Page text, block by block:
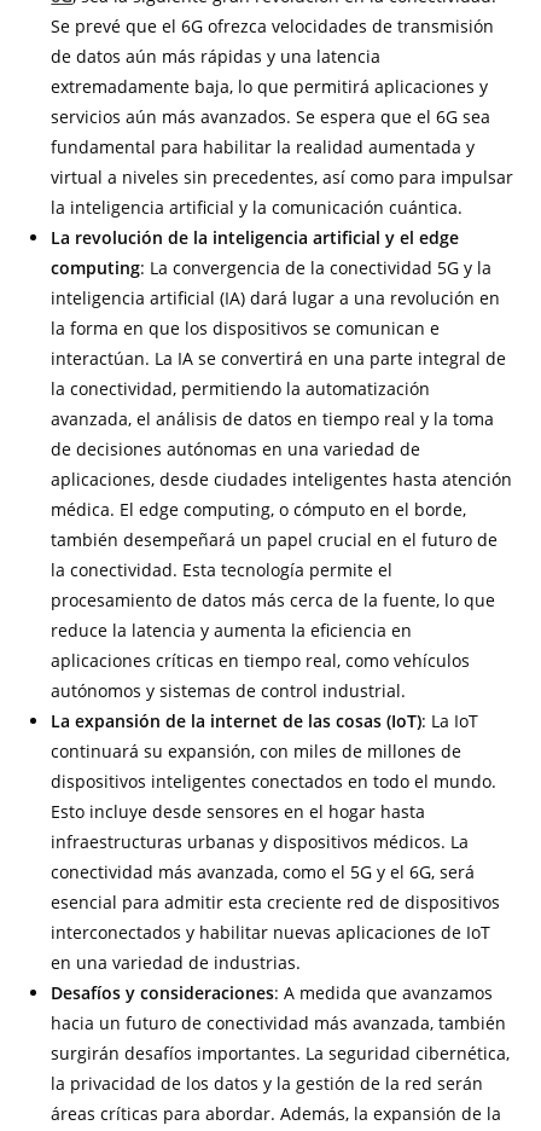
Se prevé que el 6G ofrezca velocidades de transmisión
de datos aún más rápidas y una latencia
extremadamente baja, lo que permitirá aplicaciones y
servicios aún más avanzados. Se espera que el 6G sea
fundamental para habilitar la realidad aumentada y
virtual a niveles sin precedentes, así como para impulsar
la inteligencia artificial y la comunicación cuántica.
La revolución de la inteligencia artificial y el edge
computing: La convergencia de la conectividad 5G y la
inteligencia artificial (IA) dará lugar a una revolución en
la forma en que los dispositivos se comunican e
interactúan. La IA se convertirá en una parte integral de
la conectividad, permitiendo la automatización
avanzada, el análisis de datos en tiempo real y la toma
de decisiones autónomas en una variedad de
aplicaciones, desde ciudades inteligentes hasta atención
médica. El edge computing, o cómputo en el borde,
también desempeñará un papel crucial en el futuro de
la conectividad. Esta tecnología permite el
procesamiento de datos más cerca de la fuente, lo que
reduce la latencia y aumenta la eficiencia en
aplicaciones críticas en tiempo real, como vehículos
autónomos y sistemas de control industrial.
La expansión de la internet de las cosas (IoT): La IoT
continuará su expansión, con miles de millones de
dispositivos inteligentes conectados en todo el mundo.
Esto incluye desde sensores en el hogar hasta
infraestructuras urbanas y dispositivos médicos. La
conectividad más avanzada, como el 5G y el 6G, será
esencial para admitir esta creciente red de dispositivos
interconectados y habilitar nuevas aplicaciones de IoT
en una variedad de industrias.
Desafíos y consideraciones: A medida que avanzamos
hacia un futuro de conectividad más avanzada, también
surgirán desafíos importantes. La seguridad cibernética,
la privacidad de los datos y la gestión de la red serán
áreas críticas para abordar. Además, la expansión de la